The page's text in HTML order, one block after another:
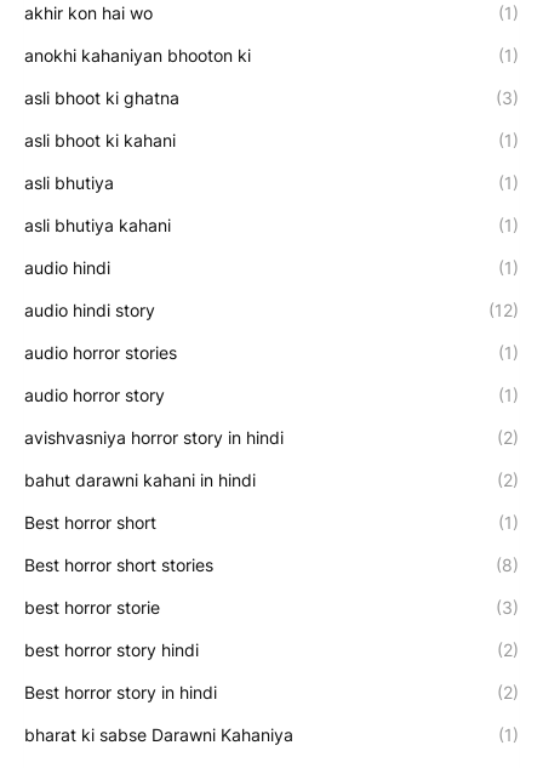
akhir kon hai wo (1)
anokhi kahaniyan bhooton ki (1)
asli bhoot ki ghatna (3)
asli bhoot ki kahani (1)
asli bhutiya (1)
asli bhutiya kahani (1)
audio hindi (1)
audio hindi story (12)
audio horror stories (1)
audio horror story (1)
avishvasniya horror story in hindi (2)
bahut darawni kahani in hindi (2)
Best horror short (1)
Best horror short stories (8)
best horror storie (3)
best horror story hindi (2)
Best horror story in hindi (2)
bharat ki sabse Darawni Kahaniya (1)